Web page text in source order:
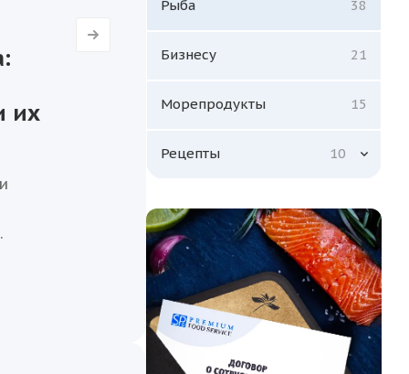
их
Рыба 38
Бизнесу 21
Морепродукты 15
Рецепты 10